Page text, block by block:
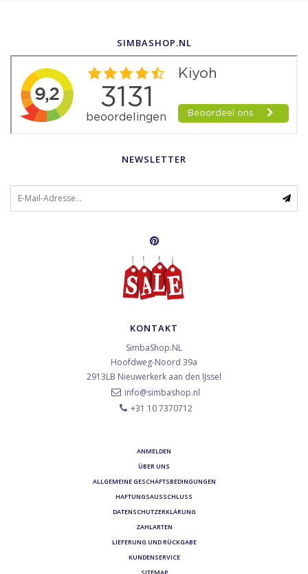
SIMBASHOP.NL
NEWSLETTER
KONTAKT
SimbaShop.NL
Hoofdweg-Noord 39a
2913LB Nieuwerkerk aan den IJssel
info@simbashop.nl
+31 10 7370712
ANMELDEN
ÜBER UNS
ALLGEMEINE GESCHÄFTSBEDINGUNGEN
HAFTUNGSAUSSCHLUSS
DATENSCHUTZERKLÄRUNG
ZAHLARTEN
LIEFERUNG UND RÜCKGABE
KUNDENSERVICE